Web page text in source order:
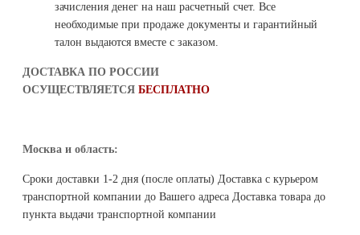
Принудительное
охлаждение
двухскоростной
вентилятор
Дублирующая защита от
перенапряжений
Входной дроссель
есть
Регулировка напряжения
Регулировка нижнего
порога отключения, В
60-135
зачисления денег на наш расчетный счет. Все
необходимые при продаже документы и гарантийный
талон выдаются вместе с заказом.
ДОСТАВКА ПО РОССИИ
ОСУЩЕСТВЛЯЕТСЯ БЕСПЛАТНО
Москва и область:
Сроки доставки 1-2 дня (после оплаты) Доставка с курьером
транспортной компании до Вашего адреса Доставка товара до
пункта выдачи транспортной компании